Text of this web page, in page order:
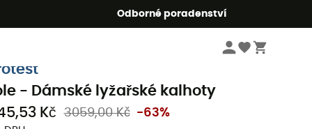
Odborné poradenství
Dámské kalhoty
- Dámské lyžařské kalhoty
Kč
3059,00 Kč -63%